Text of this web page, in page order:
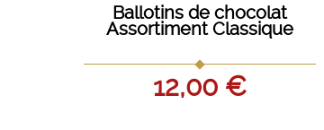
Ballotins de chocolat
Assortiment Classique
12,00 €